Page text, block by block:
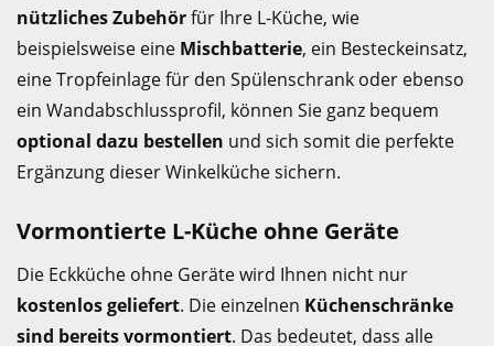
nützliches Zubehörfür Ihre L-Küche, wie
beispielsweise eine Mischbatterie, ein Besteckeinsatz,
eine Tropfeinlage für den Spülenschrank oder ebenso
ein Wandabschlussprofil, können Sie ganz bequem
optional dazu bestellen und sich somit die perfekte
Ergänzung dieser Winkelküche sichern.
Vormontierte L-Küche ohne Geräte
Die Eckküche ohne Geräte wird Ihnen nicht nur
kostenlos geliefert. Die einzelnen Küchenschränke
sind bereits vormontiert. Das bedeutet, dass alle